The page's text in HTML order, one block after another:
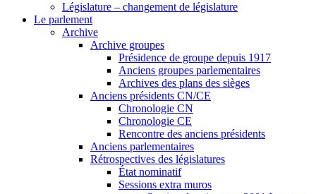
Législature – changement de législature
Le parlement
Archive
Archive groupes
Présidence de groupe depuis 1917
Anciens groupes parlementaires
Archives des plans des sièges
Anciens présidents CN/CE
Chronologie CN
Chronologie CE
Rencontre des anciens présidents
Anciens parlementaires
Rétrospectives des législatures
État nominatif
Sessions extra muros